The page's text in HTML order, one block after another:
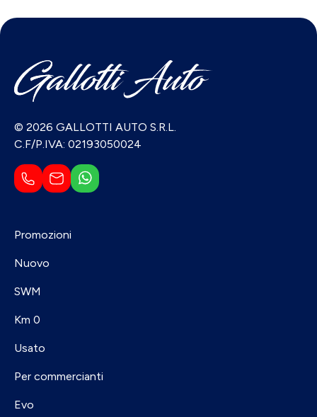
© 2026 GALLOTTI AUTO S.R.L.
C.F/P.IVA: 02193050024
Promozioni
Nuovo
SWM
Km 0
Usato
Per commercianti
Evo